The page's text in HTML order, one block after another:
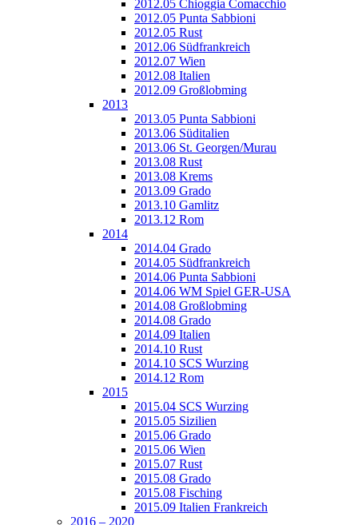
2012.05 Chioggia Comacchio
2012.05 Punta Sabbioni
2012.05 Rust
2012.06 Südfrankreich
2012.07 Wien
2012.08 Italien
2012.09 Großlobming
2013
2013.05 Punta Sabbioni
2013.06 Süditalien
2013.06 St. Georgen/Murau
2013.08 Rust
2013.08 Krems
2013.09 Grado
2013.10 Gamlitz
2013.12 Rom
2014
2014.04 Grado
2014.05 Südfrankreich
2014.06 Punta Sabbioni
2014.06 WM Spiel GER-USA
2014.08 Großlobming
2014.08 Grado
2014.09 Italien
2014.10 Rust
2014.10 SCS Wurzing
2014.12 Rom
2015
2015.04 SCS Wurzing
2015.05 Sizilien
2015.06 Grado
2015.06 Wien
2015.07 Rust
2015.08 Grado
2015.08 Fisching
2015.09 Italien Frankreich
2016 – 2020